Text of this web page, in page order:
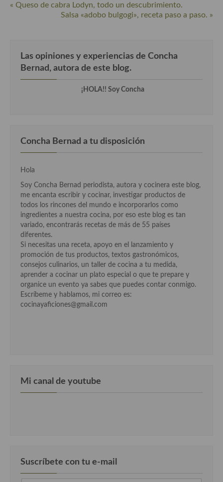
Cocina Britanica
Cocina de la Republica Checa
Cocina Griega
Cocina Holandesa
Cocina Hungara
Cocina Irlanda
Cocina Italiana
Cocina Luxemburgo
Cocina Polaca
Cocina portuguesa
Cocina Turca
« Queso de cabra Lodyn, todo un descubrimiento.
Salsa «adobo bulgogi», receta paso a paso. »
Las opiniones y experiencias de Concha
Bernad, autora de este blog.
¡HOLA!! Soy Concha
Concha Bernad a tu disposición
Hola
Soy Concha Bernad periodista, autora y cocinera este blog,
me encanta escribir y cocinar, investigar productos de
todos los rincones del mundo e incorporarlos como
ingredientes a nuestra cocina, por eso este blog es tan
variado, encontrarás recetas de más de 55 países
diferentes.
Si necesitas una receta, apoyo en el lanzamiento y
promoción de tus productos, textos gastronómicos,
consejos culinarios, un taller de cocina a tu medida,
aprender a cocinar un plato especial o que te prepare y
organice un evento ya sabes que puedes contar conmigo.
Escríbeme y hablamos, mi correo es:
cocinayaficiones@gmail.com
Mi canal de youtube
Suscríbete con tu e-mail